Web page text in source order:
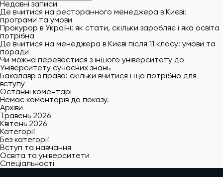
Недавні записи
Де вчитися на ресторанного менеджера в Києві:
програми та умови
Прокурор в Україні: як стати, скільки заробляє і яка освіта
потрібна
Де вчитися на менеджера в Києві після 11 класу: умови та
поради
Чи можна перевестися з іншого університету до
Університету сучасних знань
Бакалавр з права: скільки вчитися і що потрібно для
вступу
Останні коментарі
Немає коментарів до показу.
Архіви
Травень 2026
Квітень 2026
Категорії
Без категорії
Вступ та навчання
Освіта та університети
Спеціальності